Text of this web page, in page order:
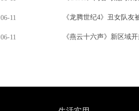
06-11 《龙腾世纪4》丑女队
06-11